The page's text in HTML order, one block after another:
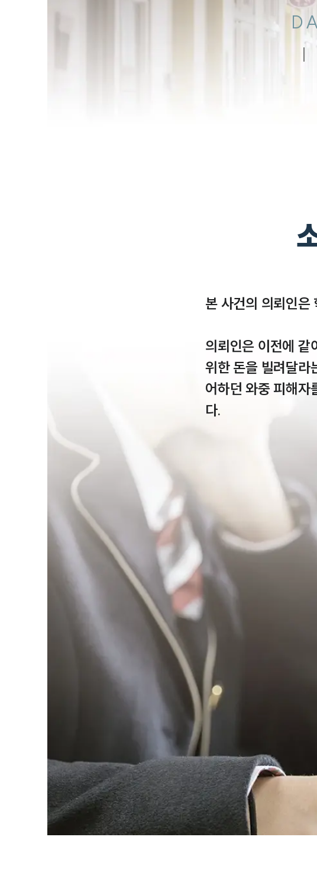
본 사건의 의뢰인은
의뢰인은 이전에
위한 돈을 빌려달라
어하던 와중 피해자
다.